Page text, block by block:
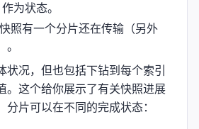
作为状态。
照有一个分片还在传输（另外
状况，但也包括下钻到每个索引
。这个给你展示了有关快照进展
分片可以在不同的完成状态：